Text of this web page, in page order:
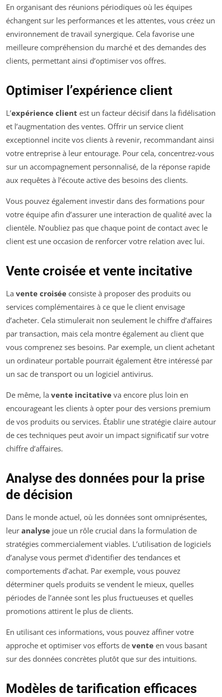
En organisant des réunions périodiques où les équipes
échangent sur les performances et les attentes, vous créez un
environnement de travail synergique. Cela favorise une
meilleure compréhension du marché et des demandes des
clients, permettant ainsi d’optimiser vos offres.
Optimiser l’expérience client
L’expérience client est un facteur décisif dans la fidélisation
et l’augmentation des ventes. Offrir un service client
exceptionnel incite vos clients à revenir, recommandant ainsi
votre entreprise à leur entourage. Pour cela, concentrez-vous
sur un accompagnement personnalisé, de la réponse rapide
aux requêtes à l’écoute active des besoins des clients.
Vous pouvez également investir dans des formations pour
votre équipe afin d’assurer une interaction de qualité avec la
clientèle. N’oubliez pas que chaque point de contact avec le
client est une occasion de renforcer votre relation avec lui.
Vente croisée et vente incitative
La vente croisée consiste à proposer des produits ou
services complémentaires à ce que le client envisage
d’acheter. Cela stimulerait non seulement le chiffre d’affaires
par transaction, mais cela montre également au client que
vous comprenez ses besoins. Par exemple, un client achetant
un ordinateur portable pourrait également être intéressé par
un sac de transport ou un logiciel antivirus.
De même, la vente incitative va encore plus loin en
encourageant les clients à opter pour des versions premium
de vos produits ou services. Établir une stratégie claire autour
de ces techniques peut avoir un impact significatif sur votre
chiffre d’affaires.
Analyse des données pour la prise
de décision
Dans le monde actuel, où les données sont omniprésentes,
leur analyse joue un rôle crucial dans la formulation de
stratégies commercialement viables. L’utilisation de logiciels
d’analyse vous permet d’identifier des tendances et
comportements d’achat. Par exemple, vous pouvez
déterminer quels produits se vendent le mieux, quelles
périodes de l’année sont les plus fructueuses et quelles
promotions attirent le plus de clients.
En utilisant ces informations, vous pouvez affiner votre
approche et optimiser vos efforts de vente en vous basant
sur des données concrètes plutôt que sur des intuitions.
Modèles de tarification efficaces